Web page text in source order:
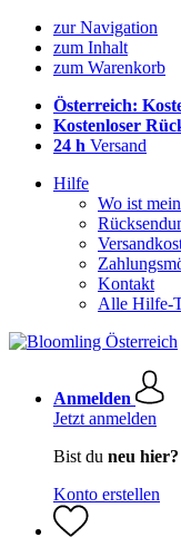
zur Navigation
zum Inhalt
zum Warenkorb
Österreich:
Kostenloser
24 h Versand
Hilfe
Wo ist
Kontakt
Alle Hilfe-
Anmelden
Jetzt anmelden
Bist du neu hier?
Konto erstellen